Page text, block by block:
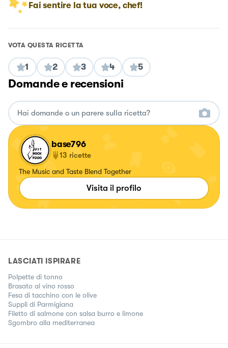
Fai sentire la tua voce, chef!
VOTA QUESTA RICETTA
1 2 3 4 5
Domande e recensioni
base796
13 ricette
The Music and Taste Blend Together
Visita il profilo
LASCIATI ISPIRARE
Polpette di tonno
Brasato al vino rosso
Fesa di tacchino con le olive
Supplì di Parmigiana
Filetto di salmone con salsa burro e limone
Sgombro alla mediterranea